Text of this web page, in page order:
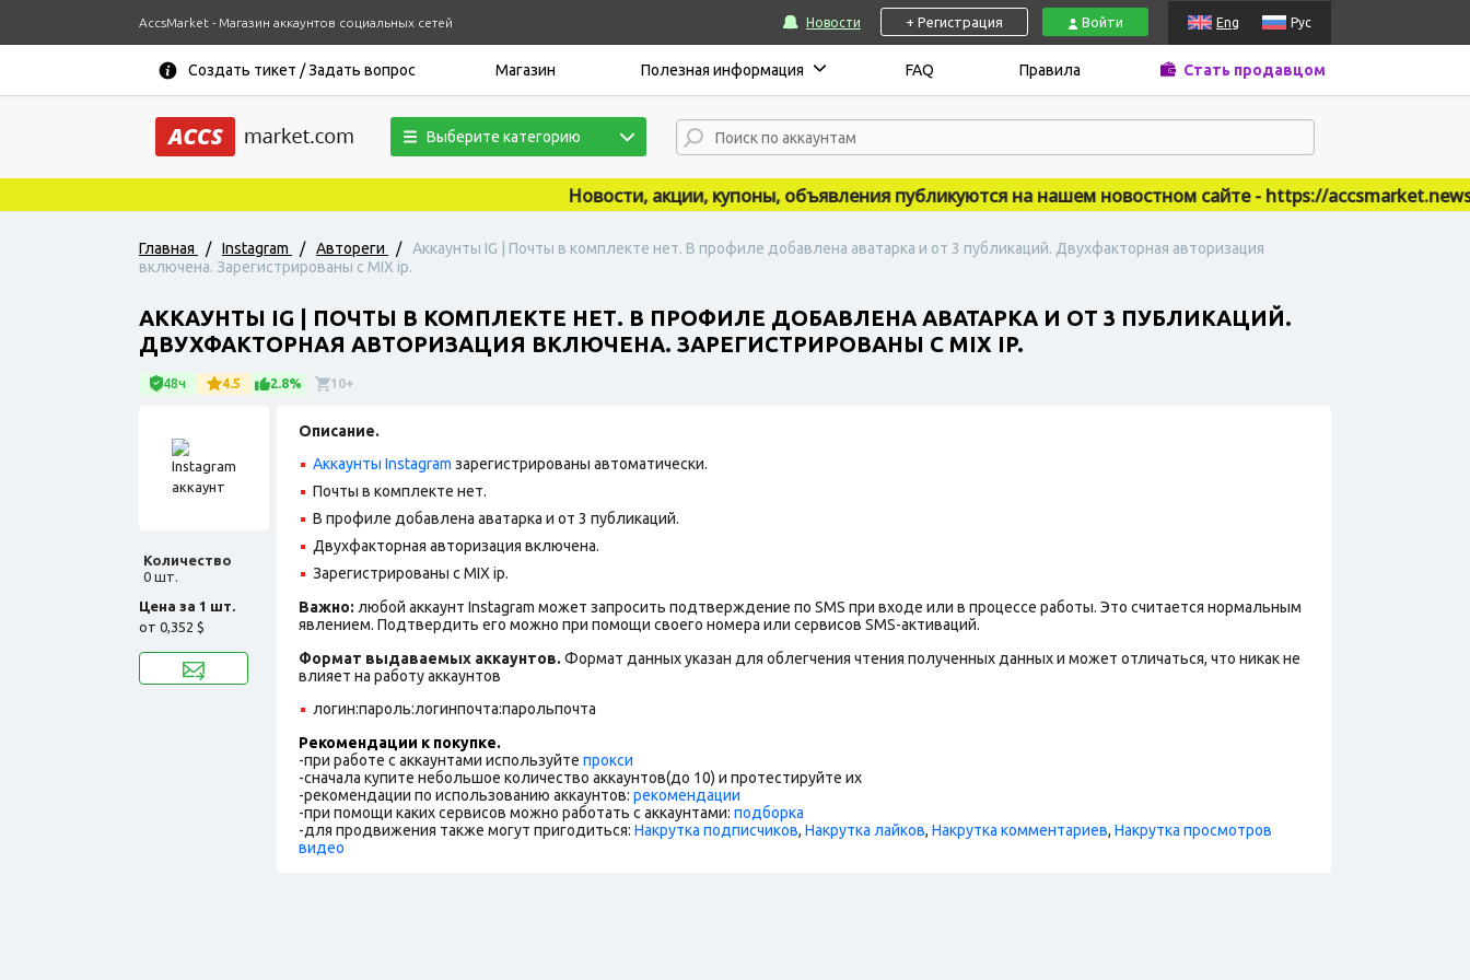
AccsMarket - Магазин аккаунтов социальных сетей Новости + Регистрация Войти Eng Рус
Создать тикет / Задать вопрос Магазин Полезная информация FAQ Правила Стать продавцом
Выберите категорию
Новости, акции, купоны, объявления публикуются на нашем новостном сайте - https://accsmarket.news
Главная / Instagram / Автореги /
Аккаунты IG | Почты в комплекте нет. В профиле добавлена аватарка и от 3 публикаций. Двухфакторная авторизация
включена. Зарегистрированы с MIX ip.
АККАУНТЫ IG | ПОЧТЫ В КОМПЛЕКТЕ НЕТ. В ПРОФИЛЕ ДОБАВЛЕНА АВАТАРКА И ОТ 3 ПУБЛИКАЦИЙ.
ДВУХФАКТОРНАЯ АВТОРИЗАЦИЯ ВКЛЮЧЕНА. ЗАРЕГИСТРИРОВАНЫ С MIX IP.
48ч 4.5 2.8% 10+
Количество
0 шт.
Цена за 1 шт.
от 0,352 $
Описание.
Аккаунты Instagram зарегистрированы автоматически.
Почты в комплекте нет.
В профиле добавлена аватарка и от 3 публикаций.
Двухфакторная авторизация включена.
Зарегистрированы с MIX ip.
Важно: любой аккаунт Instagram может запросить подтверждение по SMS при входе или в процессе работы. Это считается нормальным
явлением. Подтвердить его можно при помощи своего номера или сервисов SMS-активаций.
Формат выдаваемых аккаунтов. Формат данных указан для облегчения чтения полученных данных и может отличаться, что никак не
влияет на работу аккаунтов
логин:пароль:логинпочта:парольпочта
Рекомендации к покупке.
-при работе с аккаунтами используйте прокси
-сначала купите небольшое количество аккаунтов(до 10) и протестируйте их
-рекомендации по использованию аккаунтов: рекомендации
-при помощи каких сервисов можно работать с аккаунтами: подборка
-для продвижения также могут пригодиться: Накрутка подписчиков, Накрутка лайков, Накрутка комментариев, Накрутка просмотров
видео